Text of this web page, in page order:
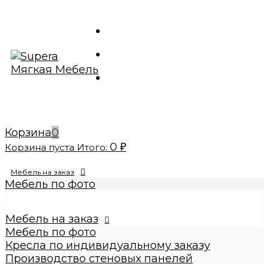
Корзина0
Корзина пуста Итого: 0 ₽
Мебель на заказ
Мебель по фото
Производство стеновых панелей
Кровати по индивидуальному заказу
Банкетки по индивидуальному заказу
Мебель на заказ
Мебель по фото
Кресла по индивидуальному заказу
Производство стеновых панелей